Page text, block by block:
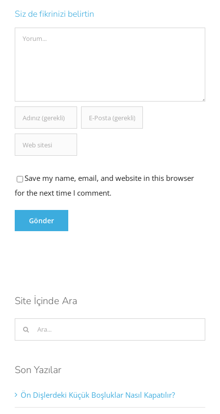
Siz de fikrinizi belirtin
Comment
Save my name, email, and website in this browser
for the next time I comment.
Site İçinde Ara
Ara:
Son Yazılar
Ön Dişlerdeki Küçük Boşluklar Nasıl Kapatılır?